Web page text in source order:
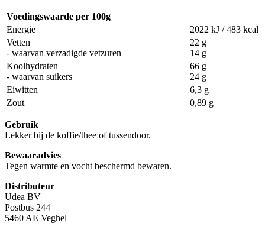
Voedingswaarde per 100g
Energie
2022 kJ / 483 kcal
Vetten
- waarvan verzadigde vetzuren
22 g
14 g
Koolhydraten
- waarvan suikers
66 g
24 g
Eiwitten
6,3 g
Zout
0,89 g
Gebruik
Lekker bij de koffie/thee of tussendoor.
Bewaaradvies
Tegen warmte en vocht beschermd bewaren.
Distributeur
Udea BV
Postbus 244
5460 AE Veghel